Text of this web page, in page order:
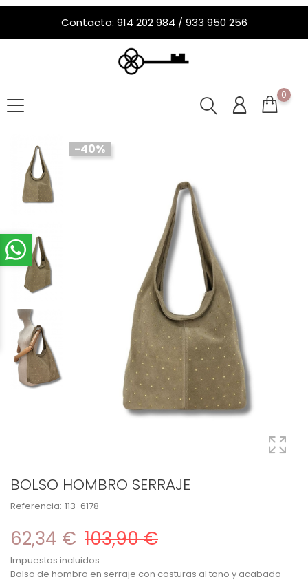
Contacto: 914 202 984 / 933 950 256
0
-40%
BOLSO HOMBRO SERRAJE
Referencia: 113-6178
62,34 € 103,90 €
Impuestos incluidos
Bolso de hombro en serraje con costuras al tono y acabado